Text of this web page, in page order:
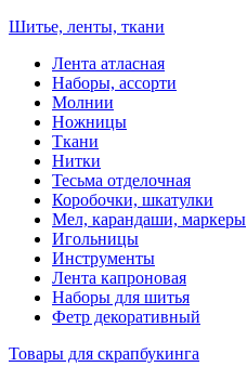
Шитье, ленты, ткани
Лента атласная
Наборы, ассорти
Молнии
Ножницы
Ткани
Нитки
Тесьма отделочная
Коробочки, шкатулки
Мел, карандаши, маркеры
Игольницы
Инструменты
Лента капроновая
Наборы для шитья
Фетр декоративный
Товары для скрапбукинга